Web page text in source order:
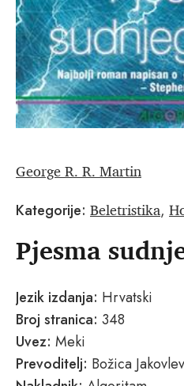
George R. R. Martin
Kategorije: Beletristika,
Pjesma
Jezik izdanja: Hrvatski
Broj stranica: 348
Uvez: Meki
Prevoditelj: Božica Jakovlev